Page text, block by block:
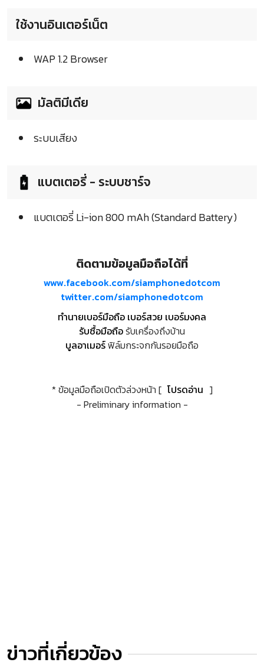
ใช้งานอินเตอร์เน็ต
WAP 1.2 Browser
มัลติมีเดีย
ระบบเสียง
แบตเตอรี่ - ระบบชาร์จ
แบตเตอรี่ Li-ion 800 mAh (Standard Battery)
ติดตามข้อมูลมือถือได้ที่
www.facebook.com/siamphonedotcom
twitter.com/siamphonedotcom
ทำนายเบอร์มือถือ เบอร์สวย เบอร์มงคล
รับซื้อมือถือรับเครื่องถึงบ้าน
บูลอาเมอร์ฟิล์มกระจกกันรอยมือถือ
* ข้อมูลมือถือเปิดตัวล่วงหน้า [ โปรดอ่าน ]
- Preliminary information -
ข่าวที่เกี่ยวข้อง